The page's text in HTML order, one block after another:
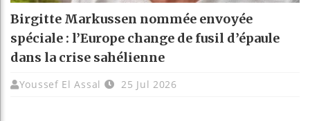
Birgitte Markussen nommée envoyée
spéciale : l’Europe change de fusil d’épaule
dans la crise sahélienne
Youssef El Assal 25 Jul 2026